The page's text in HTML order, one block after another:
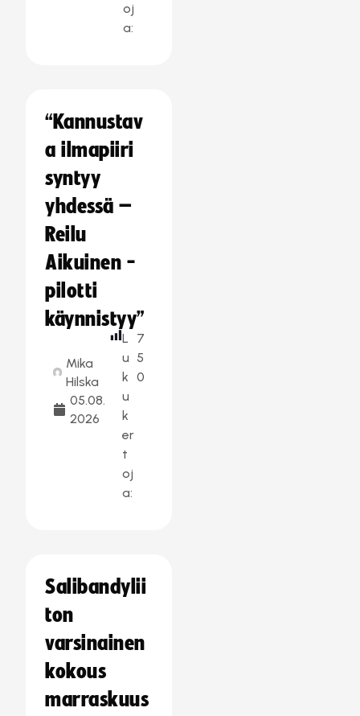
oj
a:
“Kannustav
a ilmapiiri
syntyy
yhdessä –
Reilu
Aikuinen -
pilotti
käynnistyy”
Mika
Hilska
05.08.
2026
L
u
k
u
k
er
t
oj
a:
7
5
0
Salibandylii
ton
varsinainen
kokous
marraskuus